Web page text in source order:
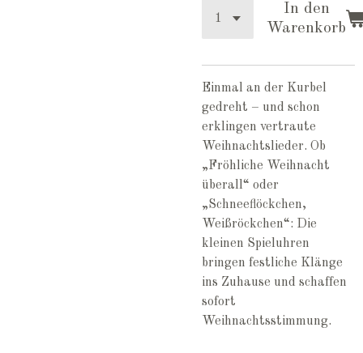
In den
Warenkorb
Einmal an der Kurbel
gedreht – und schon
erklingen vertraute
Weihnachtslieder. Ob
„Fröhliche Weihnacht
überall“ oder
„Schneeflöckchen,
Weißröckchen“: Die
kleinen Spieluhren
bringen festliche Klänge
ins Zuhause und schaffen
sofort
Weihnachtsstimmung.